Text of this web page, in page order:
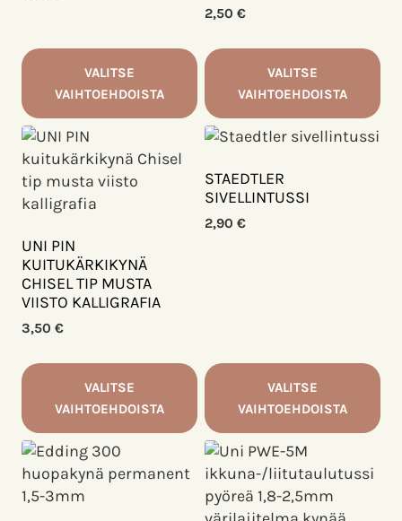
VALITSE
VAIHTOEHDOISTA
Tällä
tuotteella
on
useampi
muunnelma.
Voit
tehdä
valinnat
tuotteen
sivulla.
2,50 €
VALITSE
VAIHTOEHDOISTA
Tällä
on
useampi
muunnelma.
UNI PIN
KUITUKÄRKIKYNÄ
CHISEL TIP MUSTA
VIISTO KALLIGRAFIA
3,50 €
VALITSE
VAIHTOEHDOISTA
Tällä
tuotteella
on
useampi
STAEDTLER
SIVELLINTUSSI
2,90 €
VALITSE
VAIHTOEHDOISTA
Tällä
tuotteella
useampi